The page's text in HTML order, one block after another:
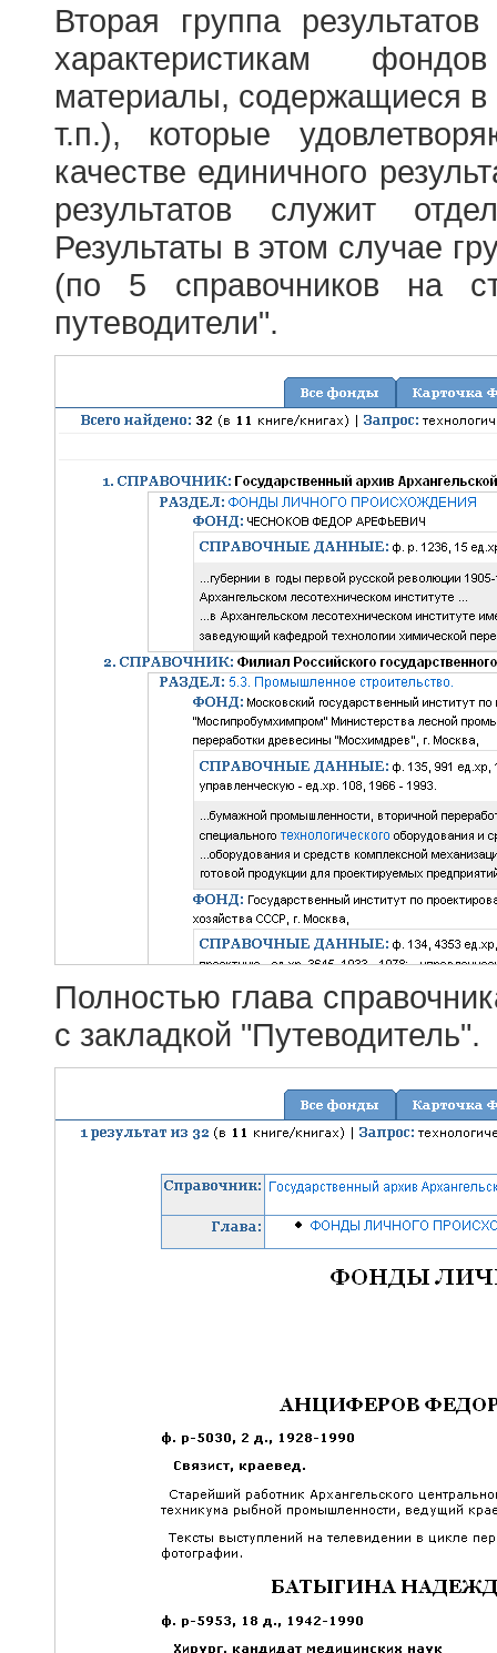
Вторая группа
характеристикам
материалы, содержащиеся в
т.п.), которые
качестве единичного
результатов служит
Результаты в этом случае
(по 5 справочников на
путеводители".
Полностью глава
с закладкой "Путеводитель".